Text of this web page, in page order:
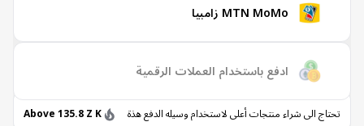
MTN MoMo زامبيا
ادفع باستخدام العملات الرقمية
الى شراء منتجات أعلى لاستخدام وسيله الدفع هذة Above 135.8 Z K